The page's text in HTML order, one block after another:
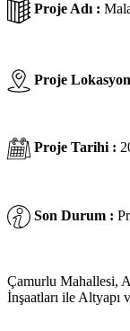
Proje Adı :
Proje
Proje Tarihi :
Son Durum :
Çamurlu Mahallesi,
İnşaatları ile Altyapı